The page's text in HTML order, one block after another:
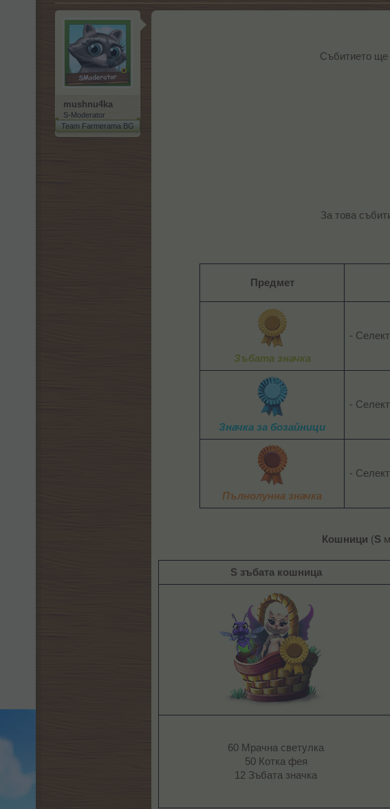
mushnu4ka
S-Moderator
Team Farmerama BG
Събитието ще
За това
Предмет
Зъбата значка
-
Значка за бозайници
-
Пълнолунна значка
-
Кошници (S
S зъбата кошница
60 Мрачна светулка
50 Котка фея
12 Зъбата значка​